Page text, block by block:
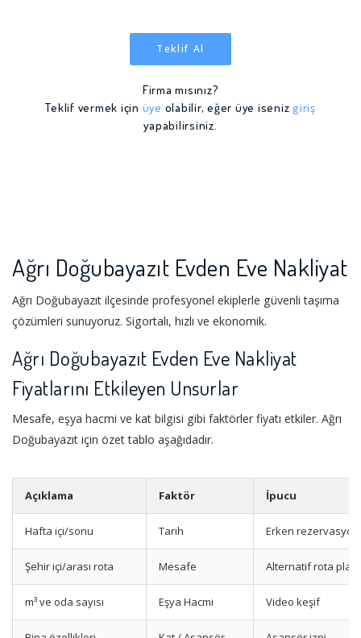
Teklif Al
Firma mısınız?
Teklif vermek için üye olabilir, eğer üye iseniz giriş
yapabilirsiniz.
Ağrı Doğubayazıt Evden Eve Nakliyat
Ağrı Doğubayazıt ilçesinde profesyonel ekiplerle güvenli taşıma
çözümleri sunuyoruz. Sigortalı, hızlı ve ekonomik.
Ağrı Doğubayazıt Evden Eve Nakliyat
Fiyatlarını Etkileyen Unsurlar
Mesafe, eşya hacmi ve kat bilgisi gibi faktörler fiyatı etkiler. Ağrı
Doğubayazıt için özet tablo aşağıdadır.
Açıklama Faktör İpucu
Hafta içi/sonu Tarih Erken rezervasyon
Şehir içi/arası rota Mesafe Alternatif rota planı
m³ ve oda sayısı Eşya Hacmi Video keşif